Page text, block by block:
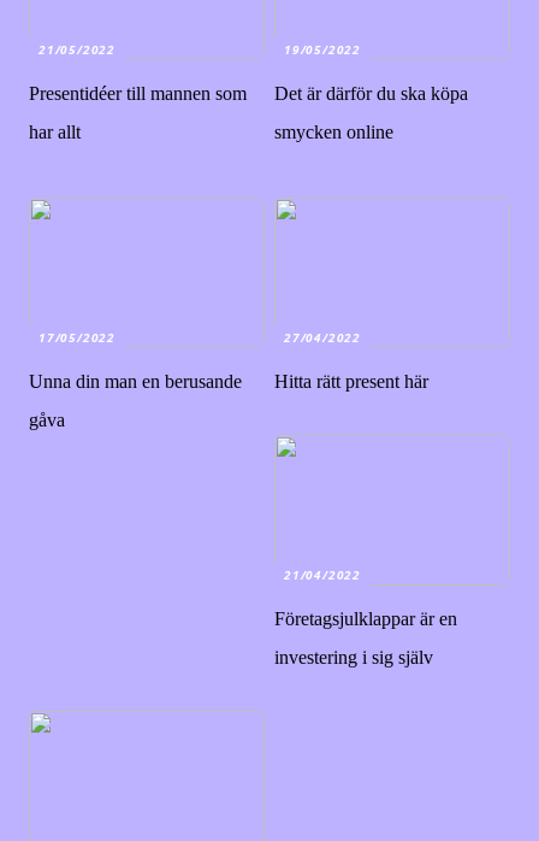
21/05/2022
Presentidéer till mannen som
har allt
19/05/2022
Det är därför du ska köpa
smycken online
17/05/2022
Unna din man en berusande
gåva
27/04/2022
Hitta rätt present här
21/04/2022
Företagsjulklappar är en
investering i sig själv